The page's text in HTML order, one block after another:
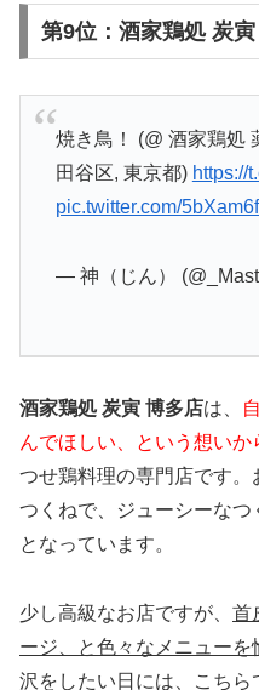
第9位：酒家鶏処 炭
焼き鳥！ (@ 酒家鶏処
田谷区, 東京都) https://
pic.twitter.com/
— 神（じん）
酒家鶏処 炭寅 博多店は、
んでほしい、という想いか
つせ鶏料理の専門店です
つくねで、ジューシーな
となっています。
少し高級なお店ですが、 首
ージ、と色々なメニューを
沢をしたい日には、こち